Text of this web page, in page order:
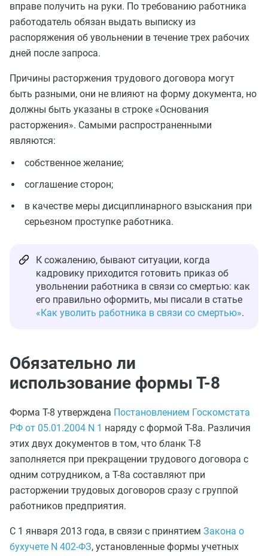
вправе получить на руки. По требованию работника
работодатель обязан выдать выписку из
распоряжения об увольнении в течение трех рабочих
дней после запроса.
Причины расторжения трудового договора могут
быть разными, они не влияют на форму документа, но
должны быть указаны в строке «Основания
расторжения». Самыми распространенными
являются:
собственное желание;
соглашение сторон;
в качестве меры дисциплинарного взыскания при
серьезном проступке работника.
К сожалению, бывают ситуации, когда
кадровику приходится готовить приказ об
увольнении работника в связи со смертью: как
его правильно оформить, мы писали в статье
«Как уволить работника в связи со смертью».
Обязательно ли
использование формы Т-8
Форма Т-8 утверждена Постановлением Госкомстата
РФ от 05.01.2004 N 1 наряду с формой Т-8а. Различия
этих двух документов в том, что бланк Т-8
заполняется при прекращении трудового договора с
одним сотрудником, а Т-8а составляют при
расторжении трудовых договоров сразу с группой
работников предприятия.
С 1 января 2013 года, в связи с принятием Закона о
бухучете N 402-ФЗ, установленные формы учетных